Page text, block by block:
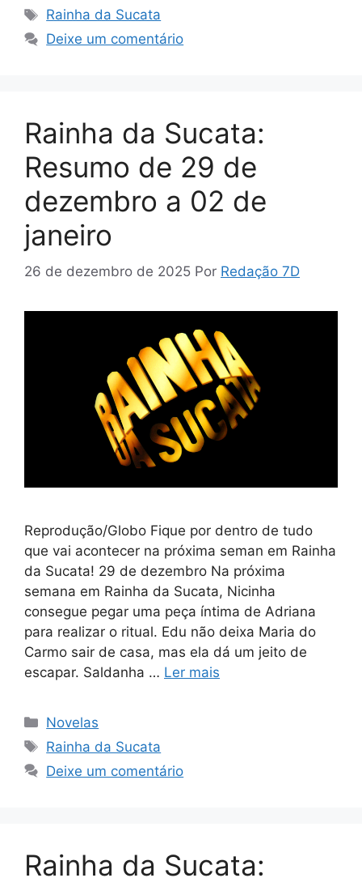
Tags
Rainha da Sucata
Deixe um comentário
Rainha da Sucata:
Resumo de 29 de
dezembro a 02 de
janeiro
26 de dezembro de 2025 Por Redação 7D
Reprodução/Globo Fique por dentro de tudo
que vai acontecer na próxima seman em Rainha
da Sucata! 29 de dezembro Na próxima
semana em Rainha da Sucata, Nicinha
consegue pegar uma peça íntima de Adriana
para realizar o ritual. Edu não deixa Maria do
Carmo sair de casa, mas ela dá um jeito de
escapar. Saldanha … Ler mais
Categorias
Novelas
Tags
Rainha da Sucata
Deixe um comentário
Rainha da Sucata: